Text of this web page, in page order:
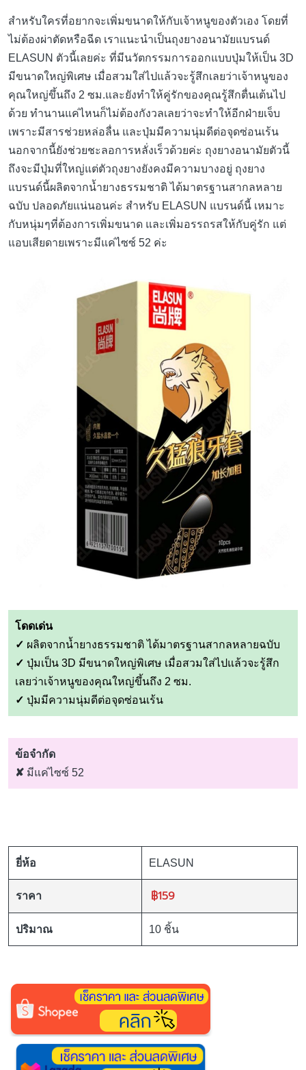
สำหรับใครที่อยากจะเพิ่มขนาดให้กับเจ้าหนูของตัวเอง โดยที่
ไม่ต้องผ่าตัดหรือฉีด เราแนะนำเป็นถุงยางอนามัยแบรนด์
ELASUN ตัวนี้เลยค่ะ ที่มีนวัตกรรมการออกแบบปุ่มให้เป็น 3D
มีขนาดใหญ่พิเศษ เมื่อสวมใส่ไปแล้วจะรู้สึกเลยว่าเจ้าหนูของ
คุณใหญ่ขึ้นถึง 2 ซม.และยังทำให้คู่รักของคุณรู้สึกตื่นเต้นไป
ด้วย ทำนานแค่ไหนก็ไม่ต้องกังวลเลยว่าจะทำให้อีกฝ่ายเจ็บ
เพราะมีสารช่วยหล่อลื่น และปุ่มมีความนุ่มดีต่อจุดซ่อนเร้น
นอกจากนี้ยังช่วยชะลอการหลั่งเร็วด้วยค่ะ ถุงยางอนามัยตัวนี้
ถึงจะมีปุ่มที่ใหญ่แต่ตัวถุงยางยังคงมีความบางอยู่ ถุงยาง
แบรนด์นี้ผลิตจากน้ำยางธรรมชาติ ได้มาตรฐานสากลหลาย
ฉบับ ปลอดภัยแน่นอนค่ะ สำหรับ ELASUN แบรนด์นี้ เหมาะ
กับหนุ่มๆที่ต้องการเพิ่มขนาด และเพิ่มอรรถรสให้กับคู่รัก แต่
แอบเสียดายเพราะมีแค่ไซซ์ 52 ค่ะ
โดดเด่น
✓ ผลิตจากน้ำยางธรรมชาติ ได้มาตรฐานสากลหลายฉบับ
✓ ปุ่มเป็น 3D มีขนาดใหญ่พิเศษ เมื่อสวมใส่ไปแล้วจะรู้สึก
เลยว่าเจ้าหนูของคุณใหญ่ขึ้นถึง 2 ซม.
✓ ปุ่มมีความนุ่มดีต่อจุดซ่อนเร้น
ข้อจำกัด
✘ มีแค่ไซซ์ 52
ยี่ห้อ ELASUN
ราคา ฿159
ปริมาณ 10 ชิ้น